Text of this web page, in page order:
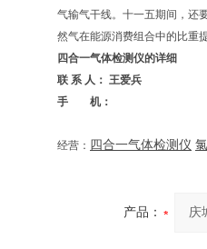
气输气干线。十一五期间，还
然气在能源消费组合中的比重
四合一气体检测仪的详细
联 系 人： 王爱兵
手 机：
经营： 四合一气体检测仪
产品：